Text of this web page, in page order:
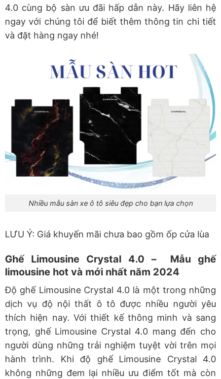
4.0 cùng bộ sàn ưu đãi hấp dẫn này. Hãy liên hệ
ngay với chúng tôi để biết thêm thông tin chi tiết
và đặt hàng ngay nhé!
Nhiều mẫu sàn xe ô tô siêu đẹp cho bạn lựa chọn
LƯU Ý: Giá khuyến mãi chưa bao gồm ốp cửa lùa
Ghế Limousine Crystal 4.0 – Mẫu ghế
limousine hot và mới nhất năm 2024
Độ ghế Limousine Crystal 4.0 là một trong những
dịch vụ độ nội thất ô tô được nhiều người yêu
thích hiện nay. Với thiết kế thông minh và sang
trọng, ghế Limousine Crystal 4.0 mang đến cho
người dùng những trải nghiệm tuyệt vời trên mọi
hành trình. Khi độ ghế Limousine Crystal 4.0
không những đem lại nhiều ưu điểm tốt mà còn